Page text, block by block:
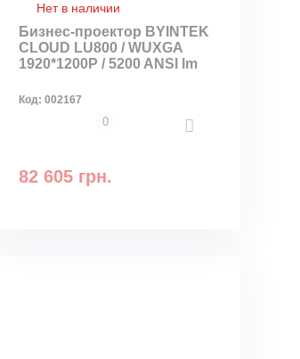
Нет в наличии
Бизнес-проектор BYINTEK
CLOUD LU800 / WUXGA
1920*1200P / 5200 ANSI lm
Код:002167
0
82 605 грн.